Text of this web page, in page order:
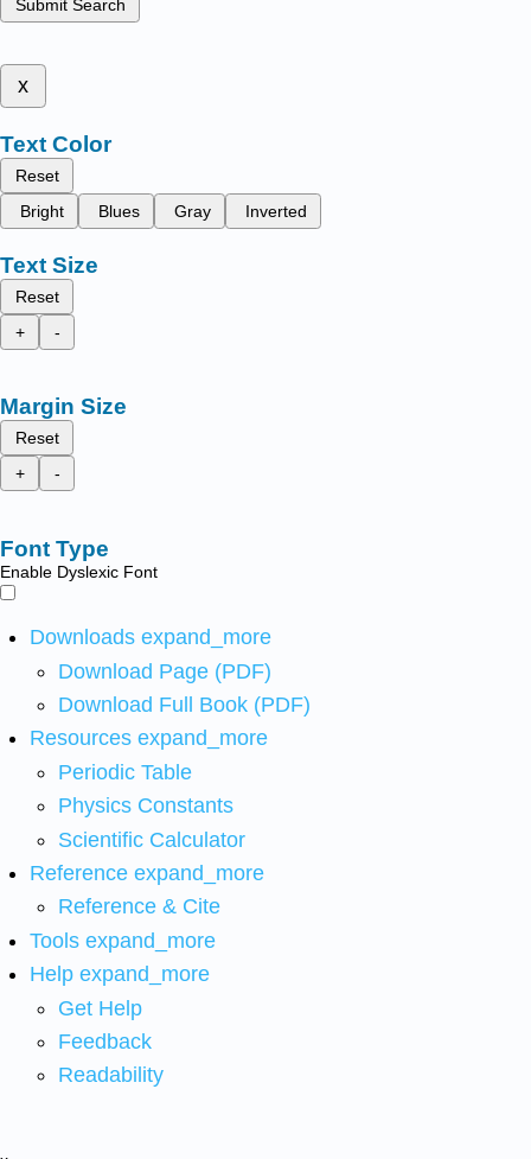
Submit Search
x
Text Color
Reset
Bright
Blues Gray Inverted
Text Size
Reset
+
-
Margin Size
Reset
+
-
Font Type
Enable Dyslexic Font
Downloads expand_more
Download Page (PDF)
Download Full Book (PDF)
Resources expand_more
Periodic Table
Physics Constants
Scientific Calculator
Reference expand_more
Reference & Cite
Tools expand_more
Help expand_more
Get Help
Feedback
Readability